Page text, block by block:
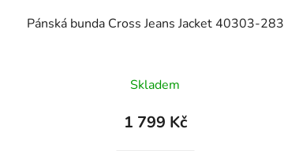
Pánská bunda Cross Jeans Jacket 40303-283
Skladem
1 799 Kč